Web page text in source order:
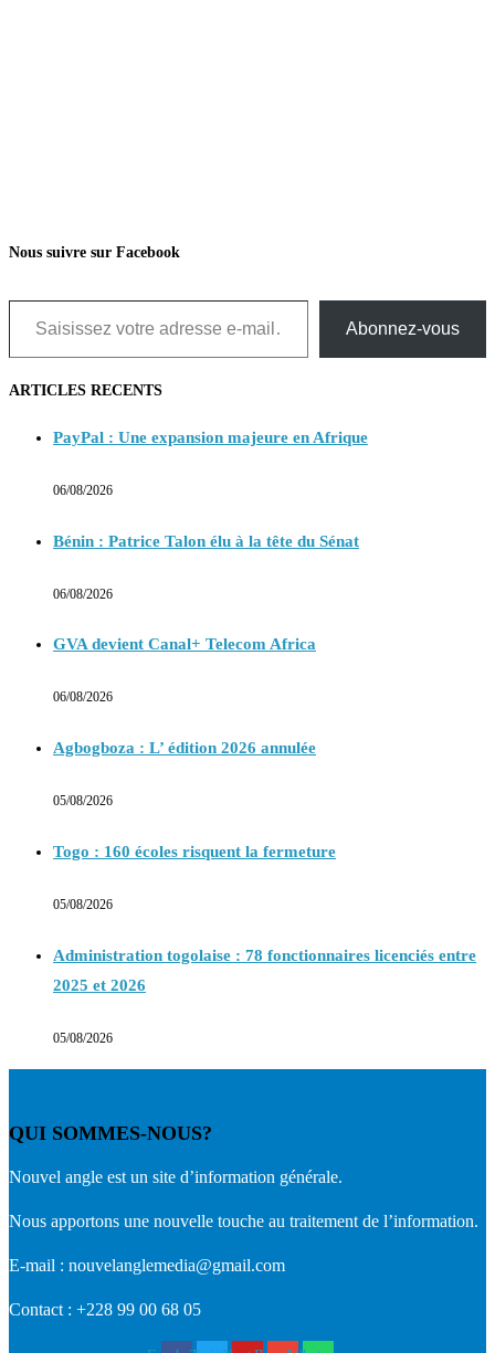
Nous suivre sur Facebook
Saisissez votre adresse e-mail…
Abonnez-vous
ARTICLES RECENTS
PayPal : Une expansion majeure en Afrique
06/08/2026
Bénin : Patrice Talon élu à la tête du Sénat
06/08/2026
GVA devient Canal+ Telecom Africa
06/08/2026
Agbogboza : L’ édition 2026 annulée
05/08/2026
Togo : 160 écoles risquent la fermeture
05/08/2026
Administration togolaise : 78 fonctionnaires licenciés entre
2025 et 2026
05/08/2026
QUI SOMMES-NOUS?
Nouvel angle est un site d’information générale.
Nous apportons une nouvelle touche au traitement de l’information.
E-mail : nouvelanglemedia@gmail.com
Contact : +228 99 00 68 05